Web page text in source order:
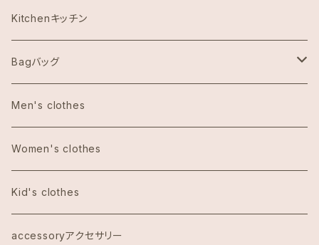
Abercrombie & Fitch アバクロンビー
Aulani Disneyアウラニディズニー
Anthoropologieアンソロポロジー
Bath&Body Worksバス＆ボディワークス
Calvin Klein カルバンクライン
COACHコーチ
Kitchenキッチン
Bagバッグ
tote bag トートバッグ
エコバッグ
Men's clothes
Women's clothes
Kid's clothes
accessoryアクセサリー